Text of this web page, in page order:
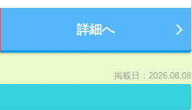
詳細へ
掲載日：2026.08.08